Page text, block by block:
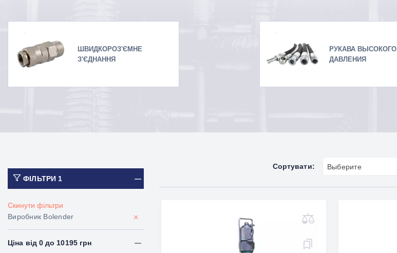
ШВИДКОРОЗ'ЄМНЕ
З'ЄДНАННЯ
РУКАВА ВЫСОКОГО
ДАВЛЕНИЯ
ФІЛЬТРИ1
Скинути фільтри
Виробник Bolender
×
Ціна від 0 до 10195 грн
Сортувати: Выберите